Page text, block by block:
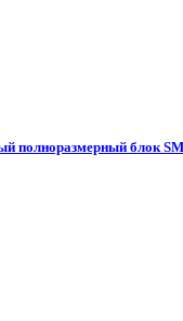
полноразмерный блок